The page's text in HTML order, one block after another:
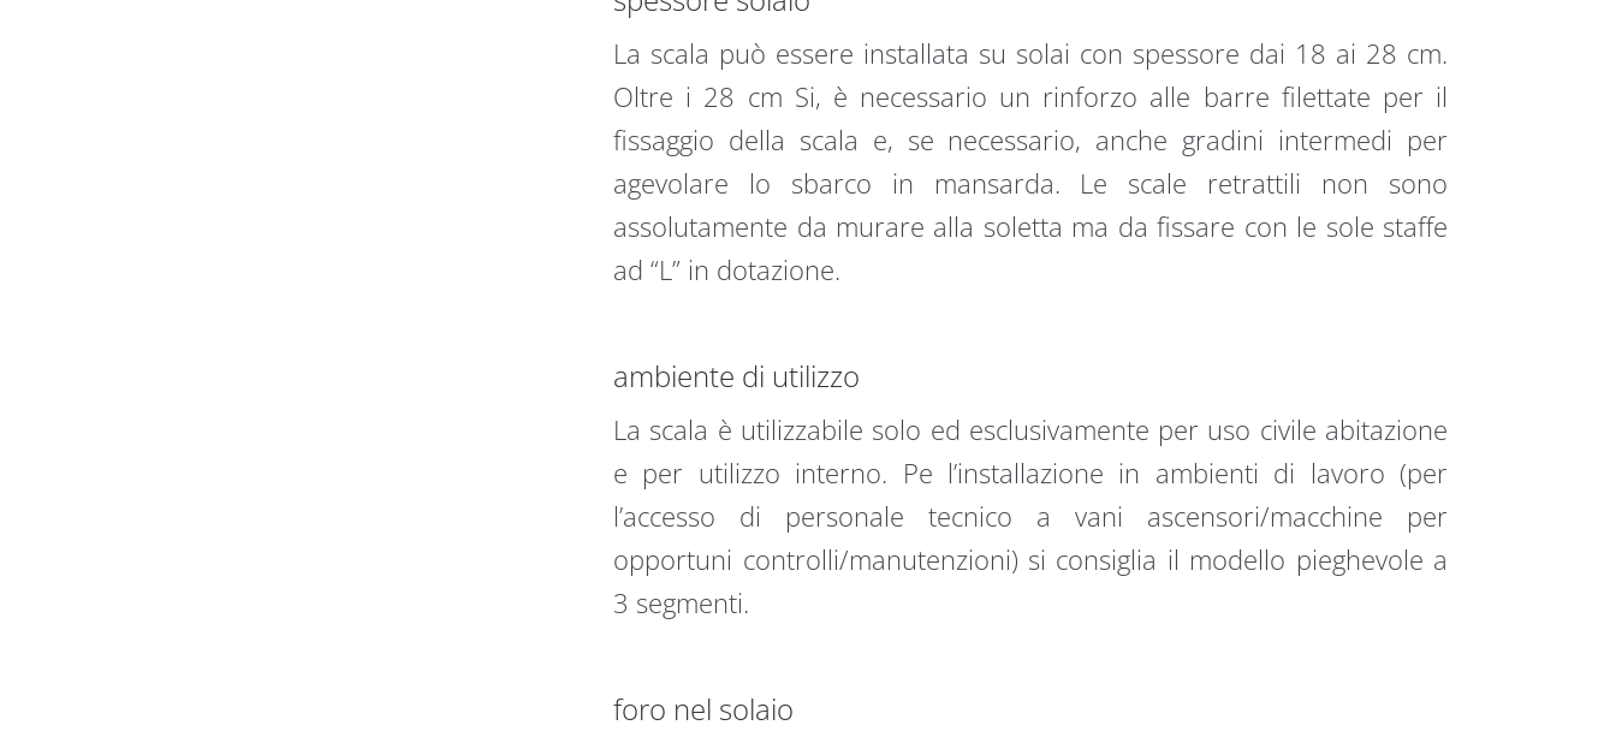
La scala può essere installata su solai con spessore dai 18 ai 28 cm.
Oltre i 28 cm Si, è necessario un rinforzo alle barre filettate per il
fissaggio della scala e, se necessario, anche gradini intermedi per
agevolare lo sbarco in mansarda. Le scale retrattili non sono
assolutamente da murare alla soletta ma da fissare con le sole staffe
ad “L” in dotazione.
ambiente di utilizzo
La scala è utilizzabile solo ed esclusivamente per uso civile abitazione
e per utilizzo interno. Pe l’installazione in ambienti di lavoro (per
l’accesso di personale tecnico a vani ascensori/macchine per
opportuni controlli/manutenzioni) si consiglia il modello pieghevole a
3 segmenti.
foro nel solaio